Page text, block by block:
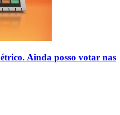
Ainda posso votar nas